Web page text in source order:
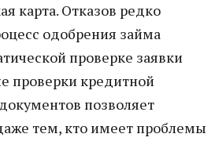
карта. Отказов редко
одобрения займа
проверке заявки
проверки кредитной
позволяет
тем, кто имеет проблемы